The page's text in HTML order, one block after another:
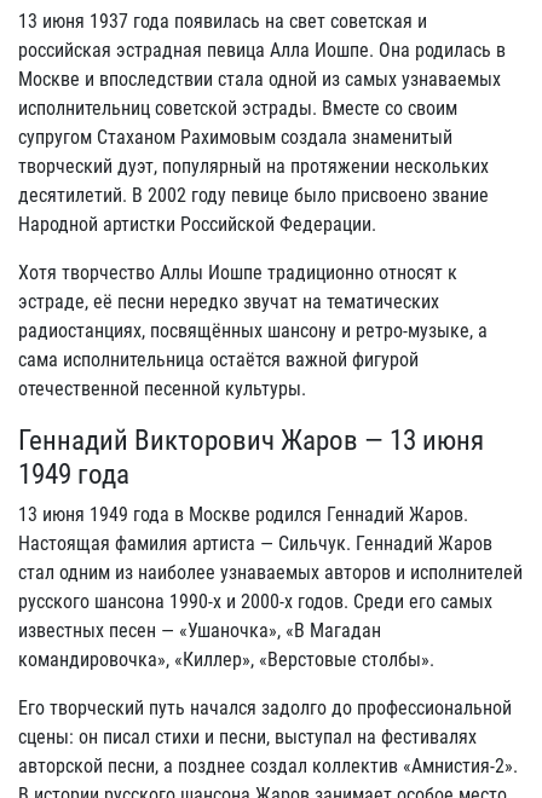
13 июня 1937 года появилась на свет советская и
российская эстрадная певица Алла Иошпе. Она родилась в
Москве и впоследствии стала одной из самых узнаваемых
исполнительниц советской эстрады. Вместе со своим
супругом Стаханом Рахимовым создала знаменитый
творческий дуэт, популярный на протяжении нескольких
десятилетий. В 2002 году певице было присвоено звание
Народной артистки Российской Федерации.
Хотя творчество Аллы Иошпе традиционно относят к
эстраде, её песни нередко звучат на тематических
радиостанциях, посвящённых шансону и ретро-музыке, а
сама исполнительница остаётся важной фигурой
отечественной песенной культуры.
Геннадий Викторович Жаров — 13 июня
1949 года
13 июня 1949 года в Москве родился Геннадий Жаров.
Настоящая фамилия артиста — Сильчук. Геннадий Жаров
стал одним из наиболее узнаваемых авторов и исполнителей
русского шансона 1990-х и 2000-х годов. Среди его самых
известных песен — «Ушаночка», «В Магадан
командировочка», «Киллер», «Верстовые столбы».
Его творческий путь начался задолго до профессиональной
сцены: он писал стихи и песни, выступал на фестивалях
авторской песни, а позднее создал коллектив «Амнистия-2».